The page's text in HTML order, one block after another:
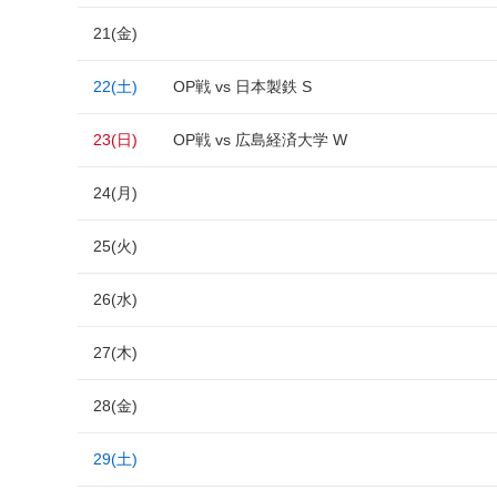
21(金)
22(土) OP戦 vs 日本製鉄 S
23(日) OP戦 vs 広島経済大学 W
24(月)
25(火)
26(水)
27(木)
28(金)
29(土)